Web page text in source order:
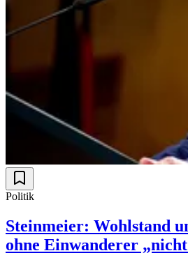
Politik
Steinmeier: Wohlstand
ohne Einwanderer